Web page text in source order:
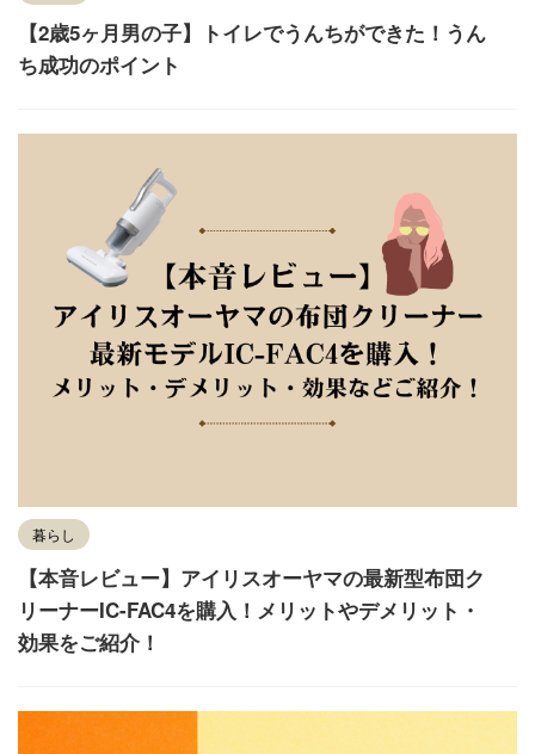
【2歳5ヶ月男の子】トイレでうんちができた！うん
ち成功のポイント
暮らし
【本音レビュー】アイリスオーヤマの最新型布団ク
リーナーIC-FAC4を購入！メリットやデメリット・
効果をご紹介！